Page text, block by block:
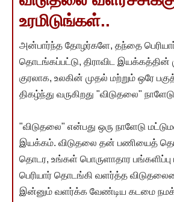
உரமிடுங்கள்..
அன்பார்ந்த தோழர்களே, தந்தை
தொடங்கப்பட்டு, திராவிட
குரலாக, உலகின் முதல் மற்றும் ஒரே
திகழ்ந்து வருகிறது "விடுதலை"
"விடுதலை" என்பது ஒரு நாளேடு
இயக்கம். விடுதலை தன் பணியைத்
தொடர, உங்கள் பொருளாதார
பெரியார் தொடங்கி வளர்த்த
இன்னும் வளர்க்க வேண்டிய கடமை